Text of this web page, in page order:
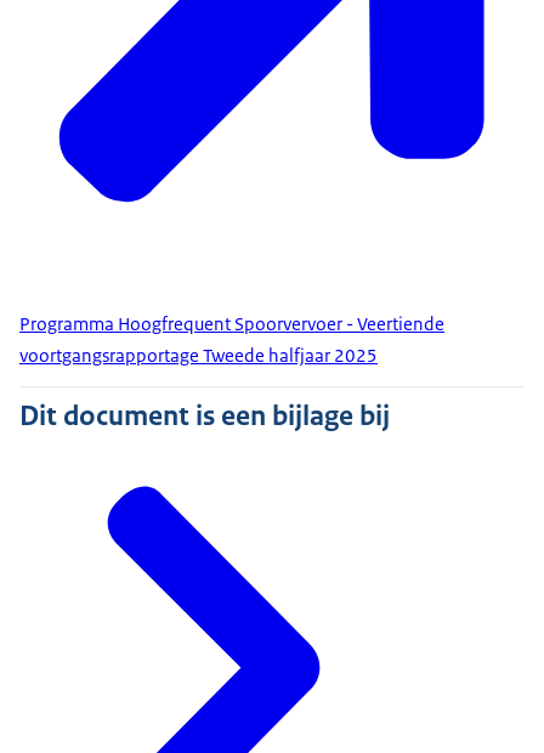
Programma Hoogfrequent Spoorvervoer - Veertiende
voortgangsrapportage Tweede halfjaar 2025
Dit document is een bijlage bij